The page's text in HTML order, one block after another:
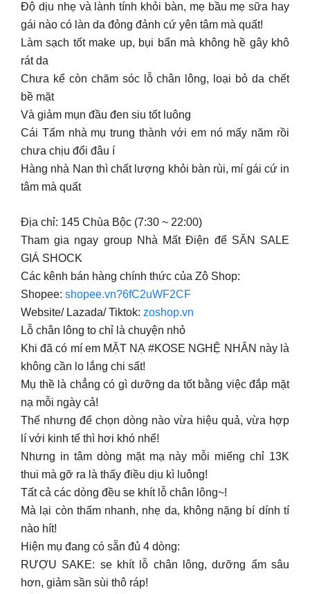
Độ dịu nhẹ và lành tính khỏi bàn, mẹ bầu mẹ sữa hay
gái nào có làn da đỏng đảnh cứ yên tâm mà quất!
Làm sạch tốt make up, bụi bẩn mà không hề gây khô
rát da
Chưa kể còn chăm sóc lỗ chân lông, loại bỏ da chết
bề mặt
Và giảm mụn đầu đen siu tốt luông
Cái Tấm nhà mụ trung thành với em nó mấy năm rồi
chưa chịu đổi đâu í
Hàng nhà Nan thì chất lượng khỏi bàn rùi, mí gái cứ in
tâm mà quất
Địa chỉ: 145 Chùa Bộc (7:30 ~ 22:00)
Tham gia ngay group Nhà Mất Điện để SĂN SALE
GIÁ SHOCK
Các kênh bán hàng chính thức của Zô Shop:
Shopee: shopee.vn?6fC2uWF2CF
Website/ Lazada/ Tiktok: zoshop.vn
Lỗ chân lông to chỉ là chuyện nhỏ
Khi đã có mí em MẶT NẠ #KOSE NGHỆ NHÂN này là
không cần lo lắng chi sất!
Mụ thề là chẳng có gì dưỡng da tốt bằng việc đắp mặt
nạ mỗi ngày cả!
Thế nhưng để chọn dòng nào vừa hiệu quả, vừa hợp
lí với kinh tế thì hơi khó nhể!
Nhưng in tâm dòng mặt mạ này mỗi miếng chỉ 13K
thui mà gỡ ra là thấy điều dịu kì luông!
Tất cả các dòng đều se khít lỗ chân lông~!
Mà lại còn thấm nhanh, nhẹ da, không nặng bí dính tí
nào hít!
Hiện mụ đang có sẵn đủ 4 dòng:
RƯỢU SAKE: se khít lỗ chân lông, dưỡng ẩm sâu
hơn, giảm sần sùi thô ráp!